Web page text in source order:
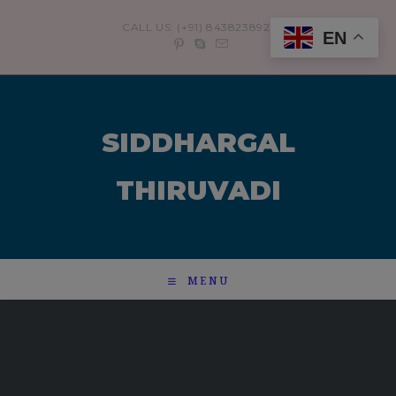
CALL US: (+91) 8438238921
SIDDHARGAL
THIRUVADI
MENU
EN